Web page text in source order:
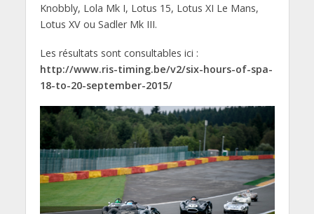
Knobbly, Lola Mk I, Lotus 15, Lotus XI Le Mans,
Lotus XV ou Sadler Mk III.
Les résultats sont consultables ici :
http://www.ris-timing.be/v2/six-hours-of-spa-
18-to-20-september-2015/